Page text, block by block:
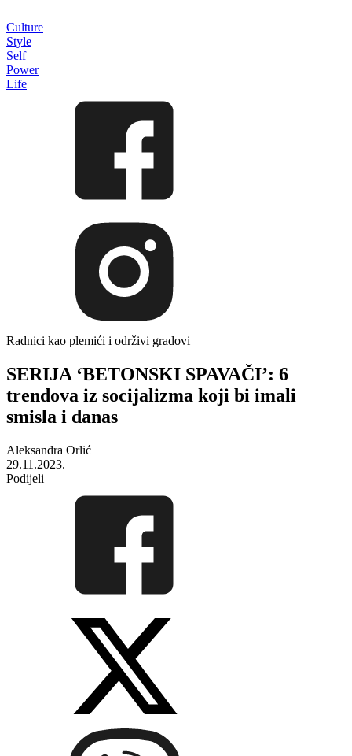
Culture
Style
Self
Power
Life
Radnici kao plemići i održivi gradovi
SERIJA ‘BETONSKI SPAVAČI’: 6
trendova iz socijalizma koji bi imali
smisla i danas
Aleksandra Orlić
29.11.2023.
Podijeli